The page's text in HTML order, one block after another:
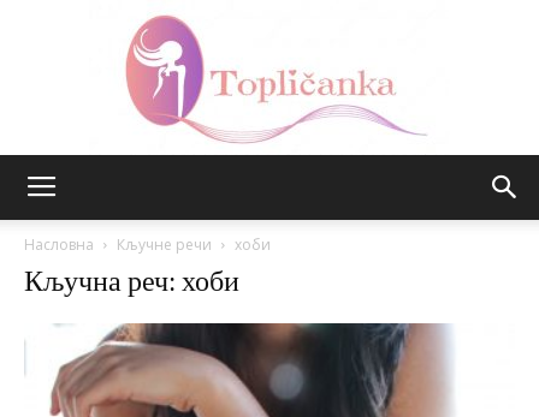
Насловна Кључне речи хоби
Кључна реч: хоби